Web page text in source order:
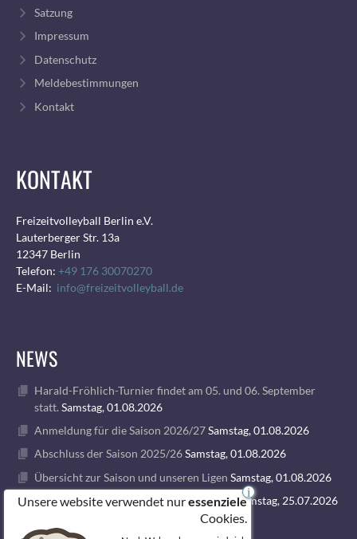
Satzung
Impressum
Datenschutz
Meldebestimmungen
Kontakt
KONTAKT
Freizeitvolleyball Berlin e.V.
Lauterberger Str. 13a
12347 Berlin
Telefon: +49 176 30070270
E-Mail: info@freizeitvolleyball.de
NEWS
Harald-Fröhlich-Turnier findet am 05. und 06. September
statt. Samstag, 01.08.2026
Anmeldung für die Saison 2026/27Samstag, 01.08.2026
Abschluss der Saison 2025/26Samstag, 01.08.2026
Übersicht zur Saison und unseren Ligen Samstag, 01.08.2026
1. VOLLEY GODS SUMMER CAMP 2026 Samstag, 25.07.2026
Unsere website verwendet nuressenziele
Cookies.
i